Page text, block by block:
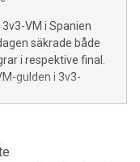
VM i Spanien
säkrade både
i respektive final.
gulden i 3v3-